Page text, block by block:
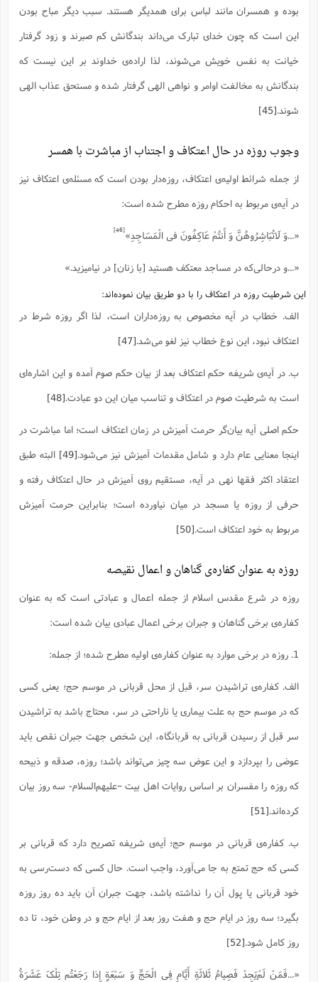
بوده و همسران مانند لباس برای همدیگر هستند. سبب دیگر مباح بودن
این است که چون خدای تبارک می‌داند بندگانش کم صبرند و زود گرفتار
خیانت به نفس خویش می‌شوند، لذا اراده‌ی خداوند بر این نیست که
بندگانش به مخالفت اوامر و نواهی الهی گرفتار شده و مستحق عذاب الهی
شوند.[45]
وجوب روزه‌ در حال اعتکاف و اجتناب از مباشرت با همسر
از جمله شرائط اولیه‌ی اعتکاف، روزه‌دار بودن است که مسئله‌ی اعتکاف نیز
در آیه‌ی مربوط به احکام روزه مطرح شده است:
«...وَ لَاتُبَاشِرُوهُنَّ وَ أَنتُمْ عَاکِفُونَ فی الْمَسَاجِدِ»
«...و درحالی‌که در مساجد معتکف هستید [با زنان] در نیامیزید.»
این شرطیت روزه در اعتکاف را با دو طریق بیان نموده‌اند:
الف. خطاب در آیه مخصوص به روزه‌داران است، لذا اگر روزه شرط در
اعتکاف نبود، این نوع خطاب نیز لغو می‌شد.[47]
ب. در آیه‌ی شریفه حکم اعتکاف بعد از بیان حکم صوم آمده و این اشاره‌ای
است به شرطیت صوم در اعتکاف و تناسب میان این دو عبادت.‌[48]
حکم اصلی آیه بیان‌گر حرمت آمیزش در زمان اعتکاف است؛ اما مباشرت در
اینجا معنایی عام‌ دارد و شامل مقدمات آمیزش نیز می‌شود.[49]
البته طبق
اعتقاد اکثر فقها نهی در آیه، مستقیم روی آمیزش در حال اعتکاف رفته و
حرفی از روزه یا مسجد در میان نیاورده است؛ بنابراین حرمت آمیزش
مربوط به خود اعتکاف است.[50]
روزه به عنوان کفاره‌ی گناهان و اعمال نقیصه
روزه در شرع مقدس اسلام از جمله اعمال و عبادتی است که به عنوان
کفاره‌ی برخی گناهان و جبران برخی اعمال عبادی بیان شده است:
1. روزه در برخی موارد به عنوان کفاره‌ی اولیه مطرح شده؛ از جمله:
الف. کفاره‌ی تراشیدن سر، قبل از محل قربانی در موسم حج؛ یعنی کسی
که در موسم حج به علت بیماری یا ناراحتی در سر، محتاج باشد به تراشیدن
سر قبل از رسیدن قربانی به قربانگاه، این شخص جهت جبران نقص باید
عوضی را بپردازد و این عوض سه چیز می‌تواند باشد؛ روزه، صدقه و ذبیحه
که روزه را مفسران بر اساس روایات اهل بیت –علیهم‌السلام- سه روز بیان
کرده‌اند.[51]
ب. کفاره‌ی قربانی در موسم حج؛ آیه‌ی شریفه تصریح دارد که قربانی بر
کسی که حج تمتع به جا می‌آورد، واجب است. حال کسی که دست‌رسی به
خود قربانی یا پول آن را نداشته باشد، جهت جبران آن باید ده روز روزه
بگیرد؛ سه روز در ایام حج و هفت روز بعد از ایام حج و در وطن خود، تا ده
روز کامل شود.[52]
«...فَمَنْ لَمْ‌یَجِدْ فَصِیامُ ثَلاثَةِ أَیَّامٍ فِی الْحَجِّ وَ سَبْعَةٍ إِذا رَجَعْتُم تِلْکَ عَشَرَةٌ